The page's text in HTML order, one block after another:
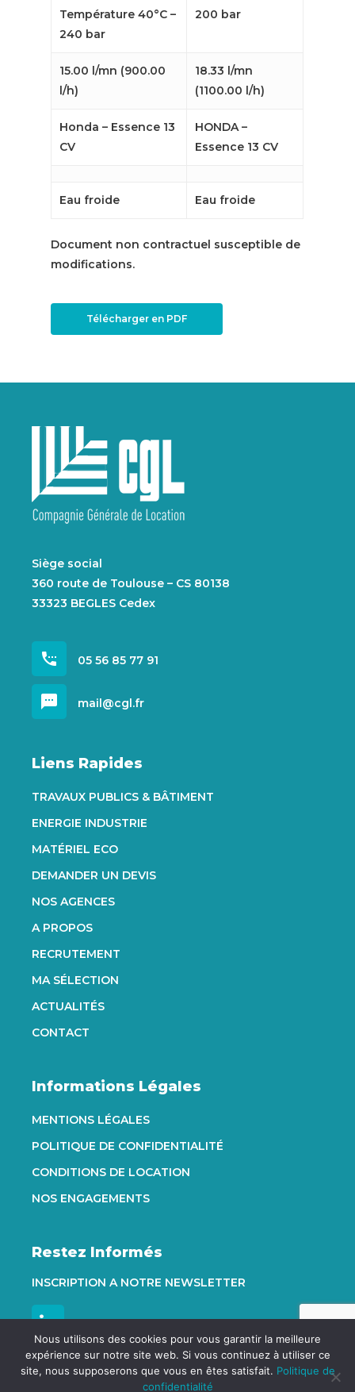
Température 40°C –
240 bar
200 bar
15.00 l/mn (900.00
l/h)
18.33 l/mn
(1100.00 l/h)
Honda – Essence 13
CV
HONDA –
Essence 13 CV
Eau froide Eau froide
Document non contractuel susceptible de
modifications.
Télécharger en PDF
Siège social
360 route de Toulouse – CS 80138
33323 BEGLES Cedex
settings_phone 05 56 85 77 91
sms mail@cgl.fr
Liens Rapides
TRAVAUX PUBLICS & BÂTIMENT
ENERGIE INDUSTRIE
MATÉRIEL ECO
DEMANDER UN DEVIS
NOS AGENCES
A PROPOS
RECRUTEMENT
MA SÉLECTION
ACTUALITÉS
CONTACT
Informations Légales
MENTIONS LÉGALES
POLITIQUE DE CONFIDENTIALITÉ
CONDITIONS DE LOCATION
NOS ENGAGEMENTS
Restez Informés
INSCRIPTION A NOTRE NEWSLETTER
Nous utilisons des cookies pour vous garantir la meilleure
expérience sur notre site web. Si vous continuez à utiliser ce
site, nous supposerons que vous en êtes satisfait. Politique de
confidentialité
store email speaker_notes